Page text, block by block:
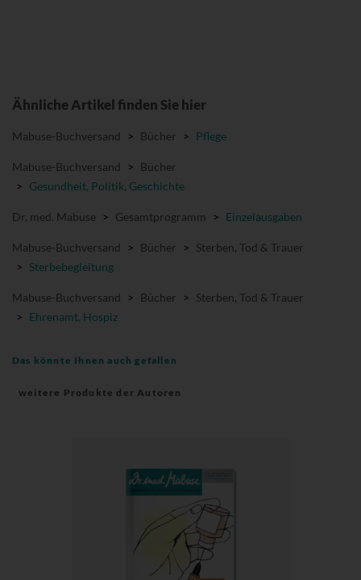
Ähnliche Artikel finden Sie hier
Mabuse-Buchversand > Bücher > Pflege
Mabuse-Buchversand > Bücher
> Gesundheit, Politik, Geschichte
Dr. med. Mabuse > Gesamtprogramm > Einzelausgaben
Mabuse-Buchversand > Bücher > Sterben, Tod & Trauer
> Sterbebegleitung
Mabuse-Buchversand > Bücher > Sterben, Tod & Trauer
> Ehrenamt, Hospiz
Das könnte Ihnen auch gefallen
weitere Produkte der Autoren